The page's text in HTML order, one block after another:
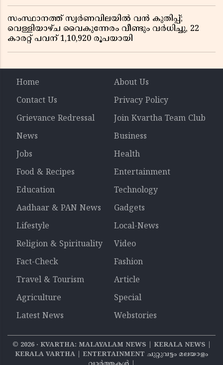
സംസ്ഥാനത്ത് സ്വർണവിലയിൽ വൻ കുതിപ്പ്;
വെള്ളിയാഴ്ച വൈകുന്നേരം വീണ്ടും വർധിച്ചു, 22
കാരറ്റ് പവന് 1,10,920 രൂപയായി
Home
About Us
Contact Us
Privacy Policy
Grievance Redressal
Join Kvartha Team Club
News
Business
Jobs
Health
Food & Recipes
Entertainment
Education
Technology
Aadhaar & PAN News
Gadgets
Lifestyle
Local-News
Religion & Spirituality
Video
Fact-Check
Fashion
Travel & Tourism
Article
Agriculture
Special
Latest News
Webstories
© 2026‧ KVARTHA: MALAYALAM NEWS | KERALA NEWS |
KERALA VARTHA | ENTERTAINMENT ചുറ്റുവട്ടം മലയാളം